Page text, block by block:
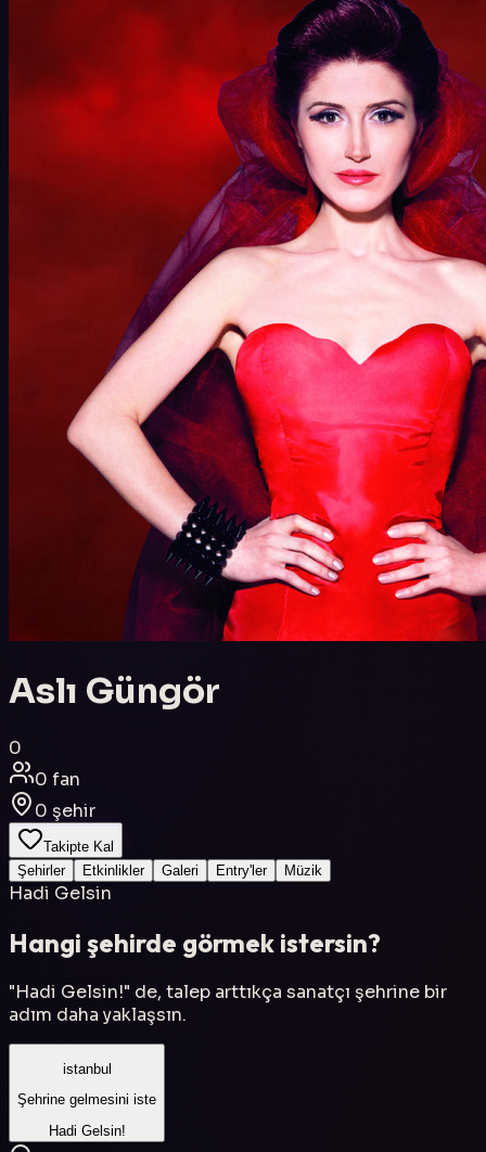
Aslı Güngör
0
0 fan
0 şehir
Takipte Kal
Şehirler
Etkinlikler Galeri Entry'ler Müzik
Hadi Gelsin
Hangi şehirde görmek istersin?
"Hadi Gelsin!" de, talep arttıkça sanatçı şehrine bir
adım daha yaklaşsın.
istanbul
Şehrine gelmesini iste
Hadi Gelsin!